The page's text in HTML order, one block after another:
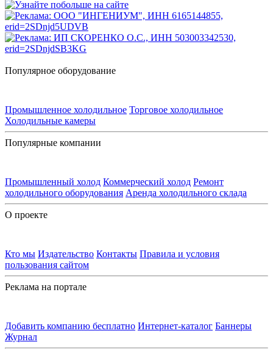
Популярное оборудование
Промышленное холодильное Торговое холодильное
Холодильные камеры
Популярные компании
Промышленный холод Коммерческий холод Ремонт
холодильного оборудования Аренда холодильного склада
О проекте
Кто мы Издательство Контакты Правила и условия
пользования сайтом
Реклама на портале
Добавить компанию бесплатно Интернет-каталог Баннеры
Журнал